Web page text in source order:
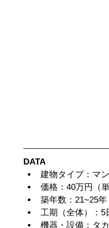
DATA
建物タイプ：マ
価格：40万円（
築年数：21~25年
工期（全体）：5
機器・設備：タ